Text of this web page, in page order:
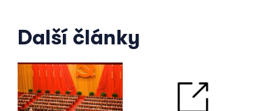
Další články